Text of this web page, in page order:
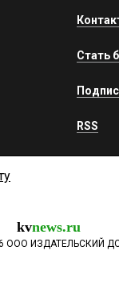
Стать
RSS
kvnews.ru
ООО ИЗДАТЕЛЬСКИЙ